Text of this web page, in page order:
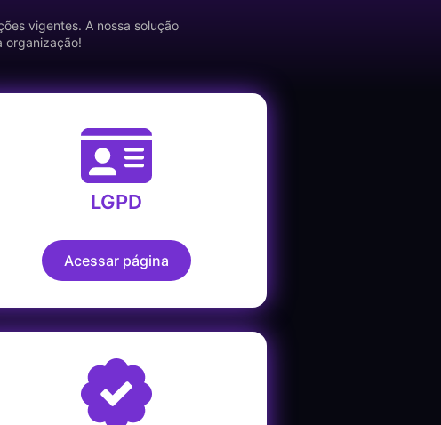
vigentes. A nossa solução
organização!
LGPD
Acessar página